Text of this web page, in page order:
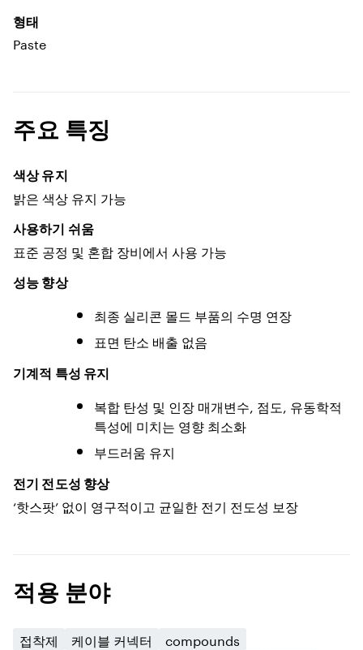
형태
Paste
주요 특징
색상 유지
밝은 색상 유지 가능
사용하기 쉬움
표준 공정 및 혼합 장비에서 사용 가능
성능 향상
최종 실리콘 몰드 부품의 수명 연장
표면 탄소 배출 없음
기계적 특성 유지
복합 탄성 및 인장 매개변수, 점도, 유동학적
특성에 미치는 영향 최소화
부드러움 유지
전기 전도성 향상
‘핫스팟’ 없이 영구적이고 균일한 전기 전도성 보장
적용 분야
접착제 케이블 커넥터
compounds